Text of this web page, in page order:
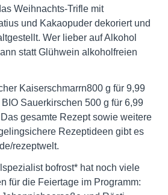
Weihnachts-Trifle mit
und Kakaopuder dekoriert und
Wer lieber auf Alkohol
statt Glühwein alkoholfreien
Kaiserschmarrn800 g für 9,99
Sauerkirschen 500 g für 6,99
gesamte Rezept sowie weitere
Rezeptideen gibt es
rezeptwelt.
bofrost* hat noch viele
für die Feiertage im Programm: